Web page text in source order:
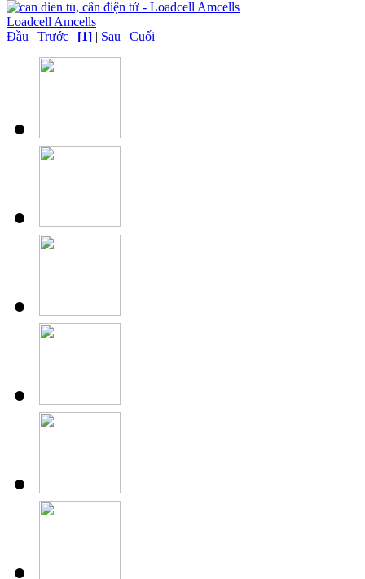
Loadcell Amcells
Đầu | Trước | [1] | Sau | Cuối